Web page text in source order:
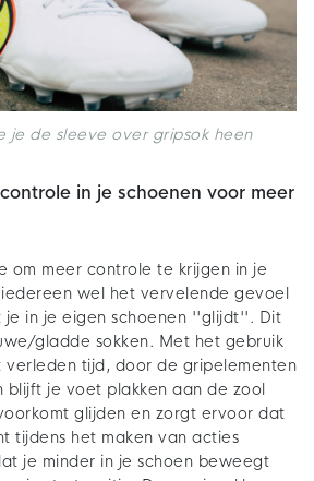
je de sleeve over gripsok heen
in je schoenen voor meer
om meer controle te krijgen in je
wel het vervelende gevoel
in je eigen schoenen ''glijdt''. Dit
gladde sokken. Met het gebruik
verleden tijd, door de gripelementen
blijft je voet plakken aan de zool
glijden en zorgt ervoor dat
tijdens het maken van acties
je minder in je schoen beweegt